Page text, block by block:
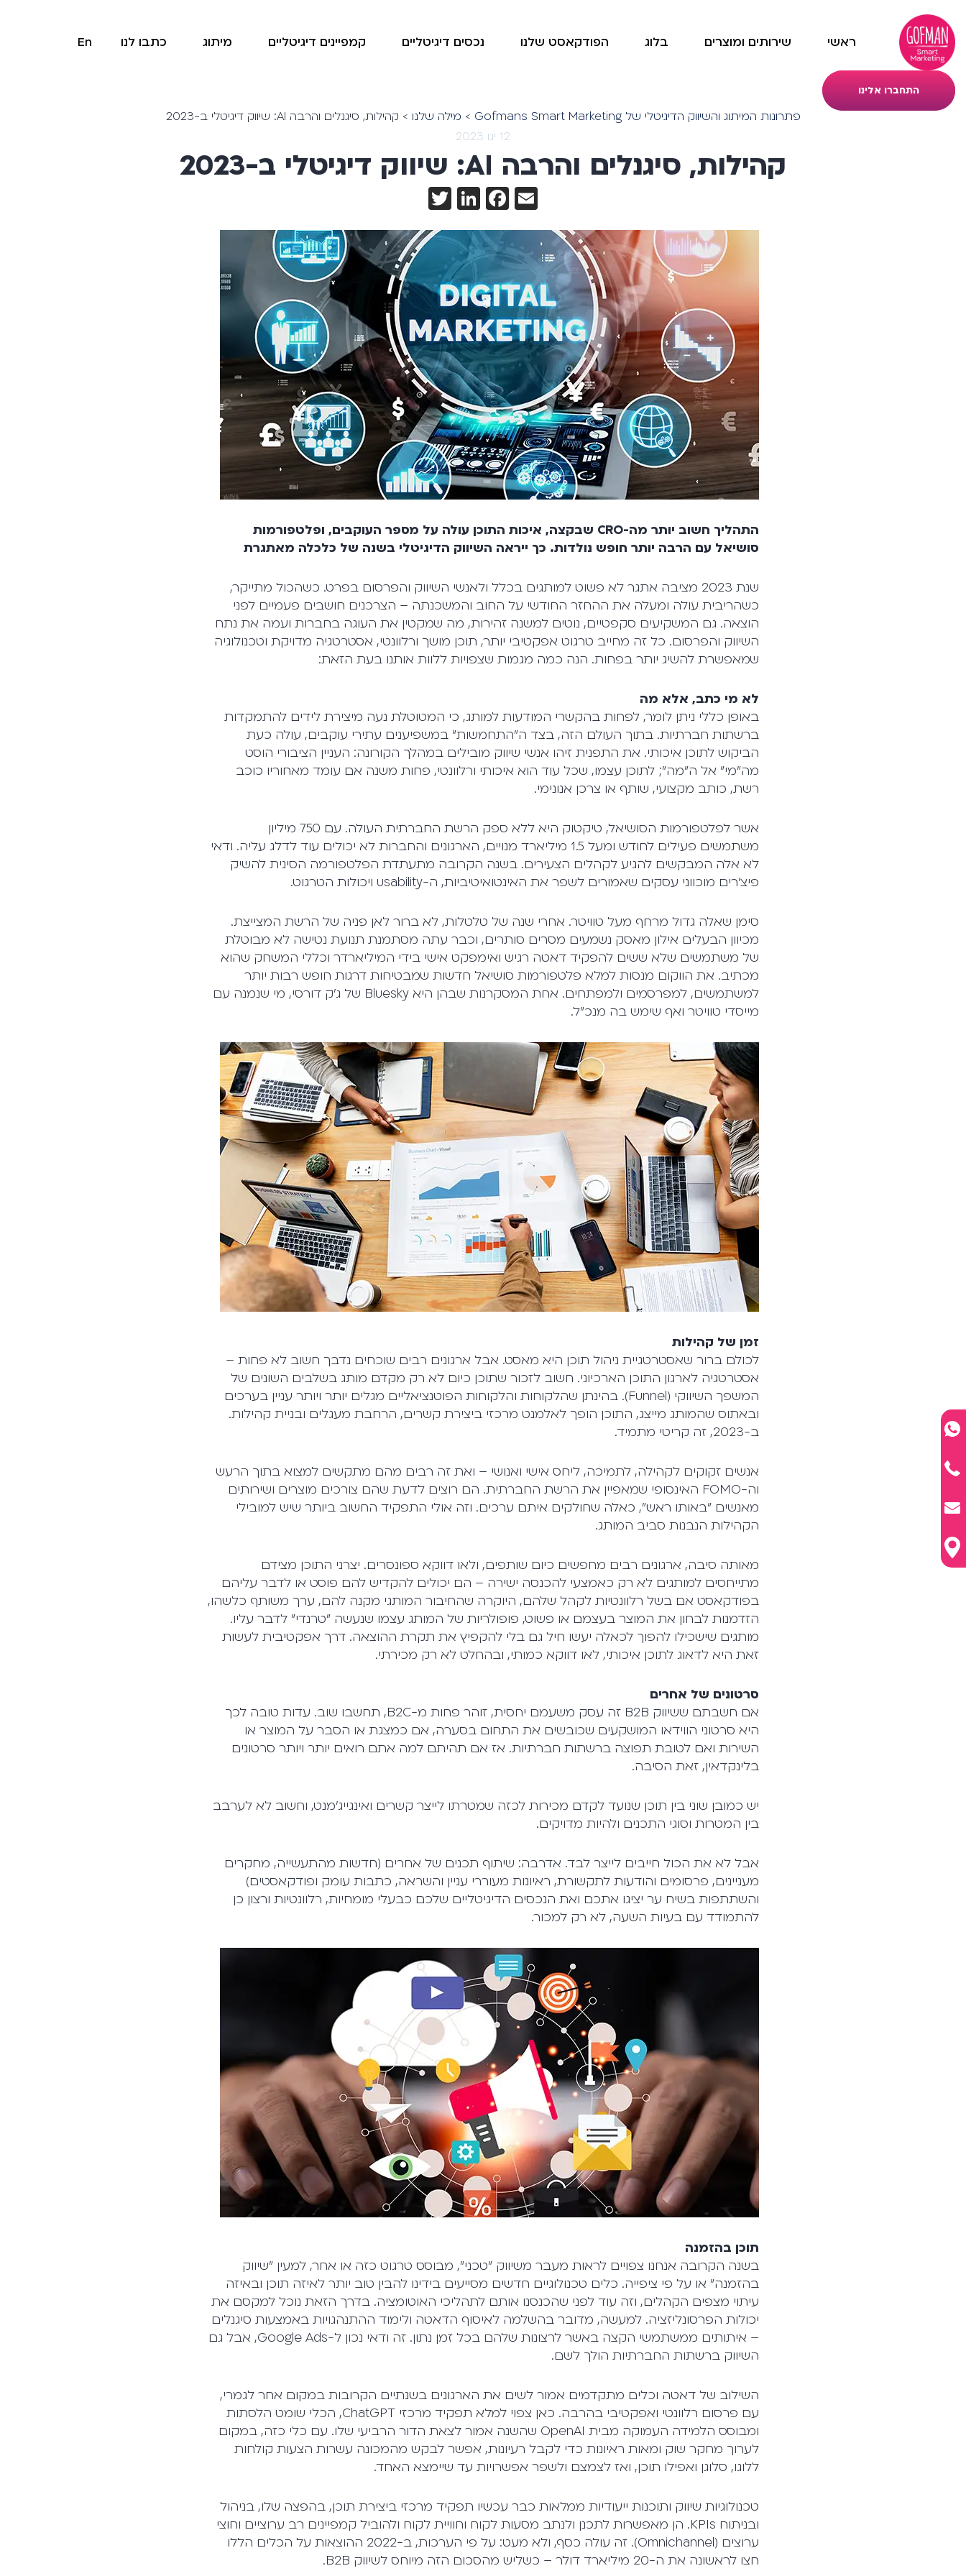
ראשי שירותים ומוצרים בלוג הפודקאסט שלנו נכסים דיגיטליים קמפיינים דיגיטליים מיתוג כתבו לנו En
התחברו אלינו
פתרונות המיתוג והשיווק הדיגיטלי של Gofmans Smart Marketing > מילה שלנו > קהילות, סיגנלים והרבה AI: שיווק דיגיטלי ב-2023
12 ינו 2023
קהילות, סיגנלים והרבה AI: שיווק דיגיטלי ב-2023
Email
Facebook
LinkedIn
התהליך חשוב יותר מה-CRO שבקצה, איכות התוכן עולה על מספר העוקבים, ופלטפורמות
סושיאל עם הרבה יותר חופש נולדות. כך ייראה השיווק הדיגיטלי בשנה של כלכלה מאתגרת
שנת 2023 מציבה אתגר לא פשוט למותגים בכלל ולאנשי השיווק והפרסום בפרט. כשהכול מתייקר,
כשהריבית עולה ומעלה את ההחזר החודשי על החוב והמשכנתה – הצרכנים חושבים פעמיים לפני
הוצאה. גם המשקיעים סקפטיים, נוטים למשנה זהירות, מה שמקטין את העוגה בחברות ועמה את נתח
השיווק והפרסום. כל זה מחייב טרגוט אפקטיבי יותר, תוכן מושך ורלוונטי, אסטרטגיה מדויקת וטכנולוגיה
שמאפשרת להשיג יותר בפחות. הנה כמה מגמות שצפויות ללוות אותנו בעת הזאת:
לא מי כתב, אלא מה
באופן כללי ניתן לומר, לפחות בהקשרי המודעות למותג, כי המטוטלת נעה מיצירת לידים להתמקדות
ברשתות חברתיות. בתוך העולם הזה, בצד ה"התחמשות" במשפיענים עתירי עוקבים, עולה כעת
הביקוש לתוכן איכותי. את התפנית זיהו אנשי שיווק מובילים במהלך הקורונה: העניין הציבורי הוסט
מה"מי" אל ה"מה"; לתוכן עצמו, שכל עוד הוא איכותי ורלוונטי, פחות משנה אם עומד מאחוריו כוכב
רשת, כותב מקצועי, שותף או צרכן אנונימי.
אשר לפלטפורמות הסושיאל, טיקטוק היא ללא ספק הרשת החברתית העולה. עם 750 מיליון
משתמשים פעילים לחודש ומעל 1.5 מיליארד מנויים, הארגונים והחברות לא יכולים עוד לדלג עליה. ודאי
לא אלה המבקשים להגיע לקהלים הצעירים. בשנה הקרובה מתעתדת הפלטפורמה הסינית להשיק
פיצ'רים מוכווני עסקים שאמורים לשפר את האינטואיטיביות, ה-usability ויכולות הטרגוט.
סימן שאלה גדול מרחף מעל טוויטר. אחרי שנה של טלטלות, לא ברור לאן פניה של הרשת המצייצת.
מכיוון הבעלים אילון מאסק נשמעים מסרים סותרים, וכבר עתה מסתמנת תנועת נטישה לא מבוטלת
של משתמשים שלא ששים להפקיד דאטה רגיש ואימפקט אישי בידי המיליארדר וכללי המשחק שהוא
מכתיב. את הווקום מנסות למלא פלטפורמות סושיאל חדשות שמבטיחות דרגות חופש רבות יותר
למשתמשים, למפרסמים ולמפתחים. אחת המסקרנות שבהן היא Bluesky של ג'ק דורסי, מי שנמנה עם
מייסדי טוויטר ואף שימש בה מנכ"ל.
זמן של קהילות
לכולם ברור שאסטרטגיית ניהול תוכן היא מאסט. אבל ארגונים רבים שוכחים נדבך חשוב לא פחות –
אסטרטגיה לארגון התוכן הארכיוני. חשוב לזכור שתוכן כיום לא רק מקדם מותג בשלבים השונים של
המשפך השיווקי (Funnel). בהינתן שהלקוחות והלקוחות הפוטנציאליים מגלים יותר ויותר עניין בערכים
ובאתוס שהמותג מייצג, התוכן הופך לאלמנט מרכזי ביצירת קשרים, הרחבת מעגלים ובניית קהילות.
ב-2023, זה קריטי מתמיד.
אנשים זקוקים לקהילה, לתמיכה, ליחס אישי ואנושי – ואת זה רבים מהם מתקשים למצוא בתוך הרעש
וה-FOMO האינסופי שמאפיין את הרשת החברתית. הם רוצים לדעת שהם צורכים מוצרים ושירותים
מאנשים "באותו ראש", כאלה שחולקים איתם ערכים. וזה אולי התפקיד החשוב ביותר שיש למובילי
הקהילות הנבנות סביב המותג.
מאותה סיבה, ארגונים רבים מחפשים כיום שותפים, ולאו דווקא ספונסרים. יצרני התוכן מצידם
מתייחסים למותגים לא רק כאמצעי להכנסה ישירה – הם יכולים להקדיש להם פוסט או לדבר עליהם
בפודקאסט אם בשל רלוונטיות לקהל שלהם, היוקרה שהחיבור המותגי מקנה להם, ערך משותף כלשהו,
הזדמנות לבחון את המוצר בעצמם או פשוט, פופולריות של המותג עצמו שנעשה "טרנדי" לדבר עליו.
מותגים שישכילו להפוך לכאלה יעשו חיל גם בלי להקפיץ את תקרת ההוצאה. דרך אפקטיבית לעשות
זאת היא לדאוג לתוכן איכותי, לאו דווקא כמותי, ובהחלט לא רק מכירתי.
סרטונים של אחרים
אם חשבתם ששיווק B2B זה עסק משעמם יחסית, זוהר פחות מ-B2C, תחשבו שוב. עדות טובה לכך
היא סרטוני הווידאו המושקעים שכובשים את התחום בסערה, אם כמצגת או הסבר על המוצר או
השירות ואם לטובת תפוצה ברשתות חברתיות. אז אם תהיתם למה אתם רואים יותר ויותר סרטונים
בלינקדאין, זאת הסיבה.
יש כמובן שוני בין תוכן שנועד לקדם מכירות לכזה שמטרתו לייצר קשרים ואינגייג'מנט, וחשוב לא לערבב
בין המטרות וסוגי התכנים ולהיות מדויקים.
אבל לא את הכול חייבים לייצר לבד. אדרבה: שיתוף תכנים של אחרים (חדשות מהתעשייה, מחקרים
מעניינים, פרסומים והודעות לתקשורת, ראיונות מעוררי עניין והשראה, כתבות עומק ופודקאסטים)
והשתתפות בשיח ער יציגו אתכם ואת הנכסים הדיגיטליים שלכם כבעלי מומחיות, רלוונטיות ורצון כן
להתמודד עם בעיות השעה, לא רק למכור.
תוכן בהזמנה
בשנה הקרובה אנחנו צפויים לראות מעבר משיווק "טכני", מבוסס טרגוט כזה או אחר, למעין "שיווק
בהזמנה" או על פי ציפייה. כלים טכנולוגיים חדשים מסייעים בידינו להבין טוב יותר לאיזה תוכן ובאיזה
עיתוי מצפים הקהלים, וזה עוד לפני שהכנסנו אותם לתהליכי האוטומציה. בדרך הזאת נוכל למקסם את
יכולות הפרסונליזציה. למעשה, מדובר בהשלמה לאיסוף הדאטה ולימוד ההתנהגויות באמצעות סיגנלים
– איתותים ממשתמשי הקצה באשר לרצונות שלהם בכל זמן נתון. זה ודאי נכון ל-Google Ads, אבל גם
השיווק ברשתות החברתיות הולך לשם.
השילוב של דאטה וכלים מתקדמים אמור לשים את הארגונים בשנתיים הקרובות במקום אחר לגמרי,
עם פרסום רלוונטי ואפקטיבי בהרבה. כאן צפוי למלא תפקיד מרכזי ChatGPT, הכלי שומט הלסתות
ומבוסס הלמידה העמוקה מבית OpenAI שהשנה אמור לצאת הדור הרביעי שלו. עם כלי כזה, במקום
לערוך מחקר שוק ומאות ראיונות כדי לקבל רעיונות, אפשר לבקש מהמכונה עשרות הצעות קולחות
ללוגו, סלוגן ואפילו תוכן, ואז לצמצם ולשפר אפשרויות עד שיימצא האחד.
טכנולוגיות שיווק ותוכנות ייעודיות ממלאות כבר עכשיו תפקיד מרכזי ביצירת תוכן, בהפצה שלו, בניהול
ובניתוח KPIs. הן מאפשרות לתכנן ולנתב מסעות לקוח וחוויית לקוח ולהוביל קמפיינים רב ערוציים וחוצי
ערוצים (Omnichannel). זה עולה כסף, ולא מעט: על פי הערכות, ב-2022 ההוצאות על הכלים הללו
חצו לראשונה את ה-20 מיליארד דולר – כשליש מהסכום הזה מיוחס לשיווק B2B.